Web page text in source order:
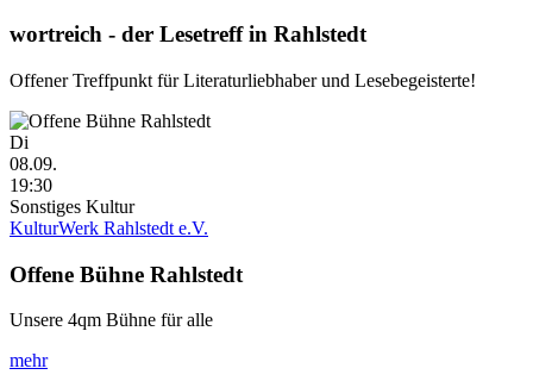
wortreich - der Lesetreff in Rahlstedt
Offener Treffpunkt für Literaturliebhaber und Lesebegeisterte!
Di
08.09.
19:30
Sonstiges Kultur
KulturWerk Rahlstedt e.V.
Offene Bühne Rahlstedt
Unsere 4qm Bühne für alle
mehr